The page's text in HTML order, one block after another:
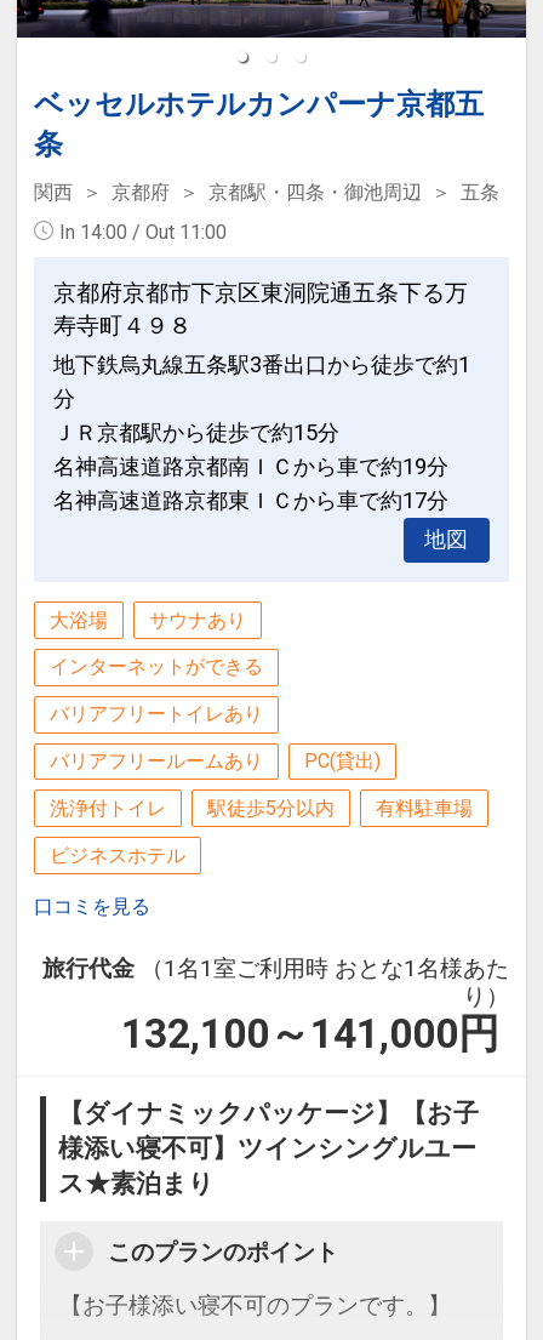
ベッセルホテルカンパーナ京都五
条
関西 京都府 京都駅・四条・御池周辺
五条
In 14:00 / Out 11:00
京都府京都市下京区東洞院通五条下る万
寿寺町４９８
地下鉄烏丸線五条駅3番出口から徒歩で約1
分
ＪＲ京都駅から徒歩で約15分
名神高速道路京都南ＩＣから車で約19分
名神高速道路京都東ＩＣから車で約17分
地図
大浴場 サウナあり
インターネットができる
バリアフリートイレあり
バリアフリールームあり PC(貸出)
洗浄付トイレ 駅徒歩5分以内 有料駐車場
ビジネスホテル
口コミを見る
旅行代金
（1名1室ご利用時 おとな1名様あた
り）
132,100～141,000 円
【ダイナミックパッケージ】【お子
様添い寝不可】ツインシングルユー
ス★素泊まり
このプランのポイント
【お子様添い寝不可のプランです。】